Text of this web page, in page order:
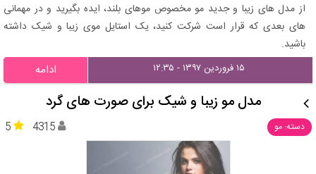
از مدل های زیبا و جدید مو مخصوص موهای بلند، ایده بگیرید و در مهمانی
های بعدی که قرار است شرکت کنید، یک استایل موی زیبا و شیک داشته
باشید.
۱۵ فروردین ۱۳۹۷ - ۱۲:۳۵ ادامه
مدل مو زیبا و شیک برای صورت های گرد
دسته: مو 5 4315